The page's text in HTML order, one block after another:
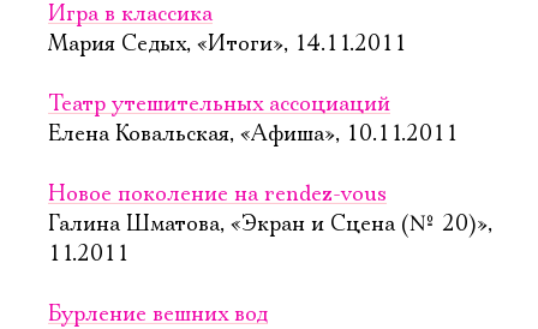
Игра в классика
Мария Седых, «Итоги», 14.11.2011
Театр утешительных ассоциаций
Елена Ковальская, «Афиша», 10.11.2011
Новое поколение на rendez-vous
Галина Шматова, «Экран и Сцена (№ 20)»,
11.2011
Бурление вешних вод